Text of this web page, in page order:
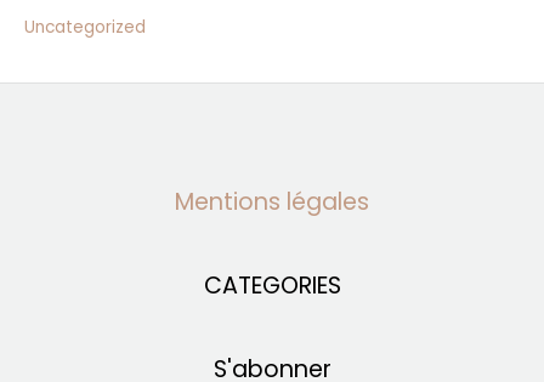
Uncategorized
Mentions légales
CATEGORIES
S'abonner